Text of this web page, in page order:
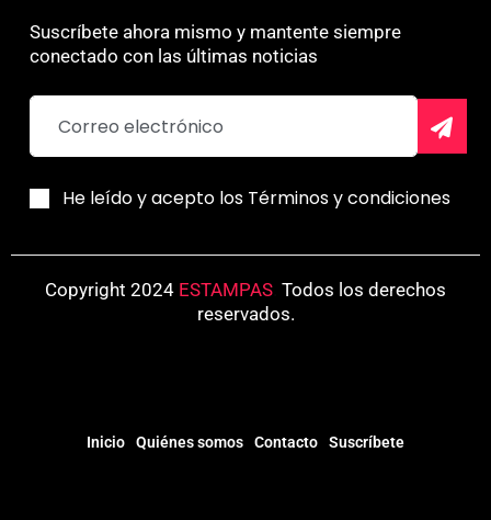
Suscríbete ahora mismo y mantente siempre
conectado con las últimas noticias
He leído y acepto los Términos y condiciones
Copyright 2024 ESTAMPAS Todos los derechos
reservados.
Inicio Quiénes somos Contacto Suscríbete